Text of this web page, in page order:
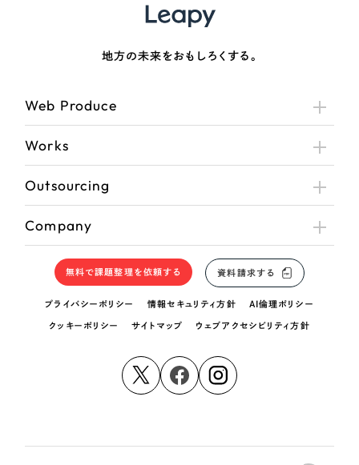
さらに条件を追加する
地方の未来をおもしろくする。
Web Produce
Works
Outsourcing
Company
無料で課題整理を依頼する 資料請求する
プライバシーポリシー 情報セキュリティ方針 AI倫理ポリシー
クッキーポリシー サイトマップ ウェブアクセシビリティ方針